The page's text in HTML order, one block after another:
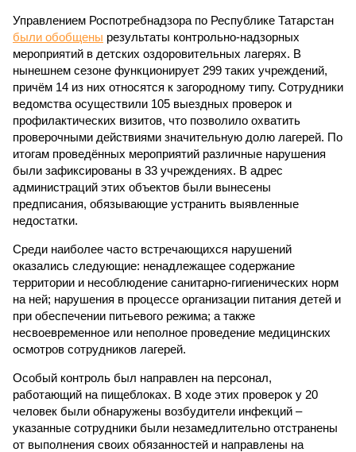
Управлением Роспотребнадзора по Республике Татарстан
были обобщены результаты контрольно-надзорных
мероприятий в детских оздоровительных лагерях. В
нынешнем сезоне функционирует 299 таких учреждений,
причём 14 из них относятся к загородному типу. Сотрудники
ведомства осуществили 105 выездных проверок и
профилактических визитов, что позволило охватить
проверочными действиями значительную долю лагерей. По
итогам проведённых мероприятий различные нарушения
были зафиксированы в 33 учреждениях. В адрес
администраций этих объектов были вынесены
предписания, обязывающие устранить выявленные
недостатки.
Среди наиболее часто встречающихся нарушений
оказались следующие: ненадлежащее содержание
территории и несоблюдение санитарно-гигиенических норм
на ней; нарушения в процессе организации питания детей и
при обеспечении питьевого режима; а также
несвоевременное или неполное проведение медицинских
осмотров сотрудников лагерей.
Особый контроль был направлен на персонал,
работающий на пищеблоках. В ходе этих проверок у 20
человек были обнаружены возбудители инфекций –
указанные сотрудники были незамедлительно отстранены
от выполнения своих обязанностей и направлены на